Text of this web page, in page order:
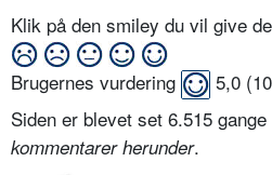
Klik på den smiley du vil give
Brugernes vurdering 5,0 (10
Siden er blevet set 6.515 gange
kommentarer herunder.